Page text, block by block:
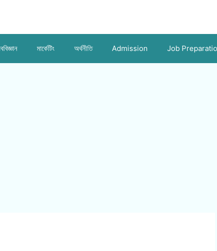
মার্কেটিং অর্থনীতি Admission Job